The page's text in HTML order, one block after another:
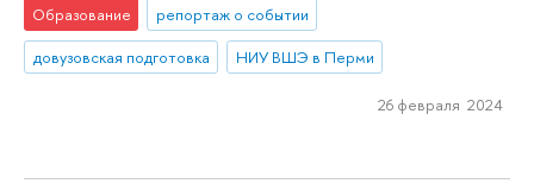
Образование
репортаж о событии
довузовская подготовка
НИУ ВШЭ в Перми
26 февраля 2024